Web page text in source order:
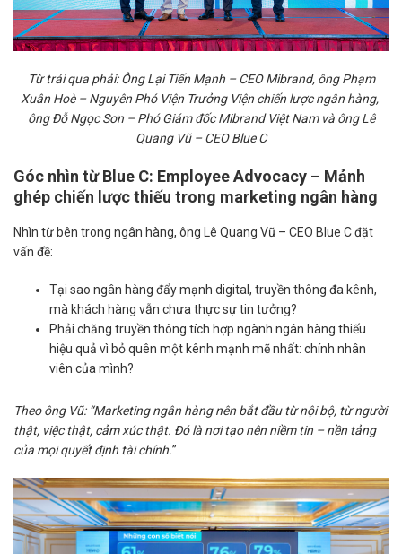
Từ trái qua phải: Ông Lại Tiến Mạnh – CEO Mibrand, ông Phạm
Xuân Hoè – Nguyên Phó Viện Trưởng Viện chiến lược ngân hàng,
ông Đỗ Ngọc Sơn – Phó Giám đốc Mibrand Việt Nam và ông Lê
Quang Vũ – CEO Blue C
Góc nhìn từ Blue C: Employee Advocacy – Mảnh
ghép chiến lược thiếu trong marketing ngân hàng
Nhìn từ bên trong ngân hàng, ông Lê Quang Vũ – CEO Blue C đặt
vấn đề:
Tại sao ngân hàng đẩy mạnh digital, truyền thông đa kênh,
mà khách hàng vẫn chưa thực sự tin tưởng?
Phải chăng truyền thông tích hợp ngành ngân hàng thiếu
hiệu quả vì bỏ quên một kênh mạnh mẽ nhất: chính nhân
viên của mình?
Theo ông Vũ: “Marketing ngân hàng nên bắt đầu từ nội bộ, từ người
thật, việc thật, cảm xúc thật. Đó là nơi tạo nên niềm tin – nền tảng
của mọi quyết định tài chính.”